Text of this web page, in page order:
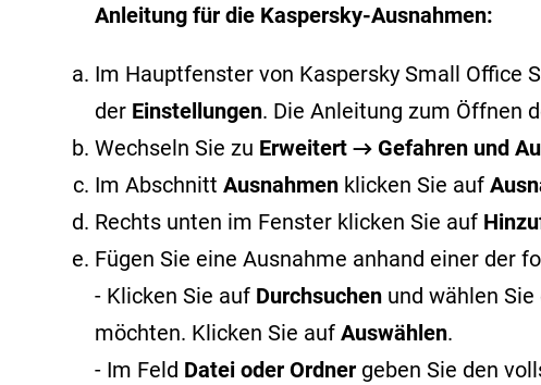
Anleitung für die Kaspersky-Ausnahmen:
Im Hauptfenster von Kaspersky Small Office
der Einstellungen. Die Anleitung zum Öffnen
Wechseln Sie zu Erweitert → Gefahren und
Im Abschnitt Ausnahmen klicken Sie auf
Rechts unten im Fenster klicken Sie auf
Fügen Sie eine Ausnahme anhand einer der
- Klicken Sie auf Durchsuchen und wählen
möchten. Klicken Sie auf Auswählen.
- Im Feld Datei oder Ordner geben Sie den